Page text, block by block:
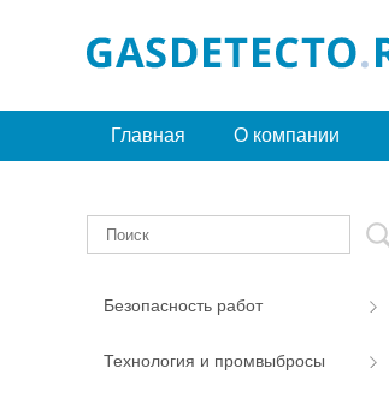
Главная О компании
Безопасность работ
Технология и промвыбросы